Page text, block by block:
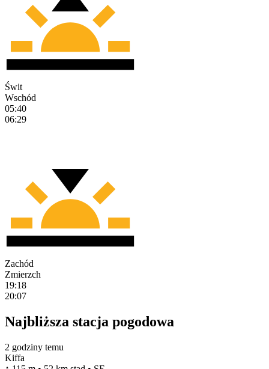
Świt
Wschód
05:40
06:29
Zachód
Zmierzch
19:18
20:07
Najbliższa stacja pogodowa
2 godziny temu
Kiffa